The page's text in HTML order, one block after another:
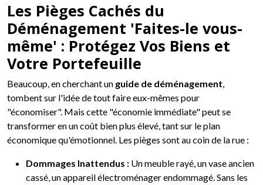
Les Pièges Cachés du
Déménagement 'Faites-le vous-
même' : Protégez Vos Biens et
Votre Portefeuille
Beaucoup, en cherchant un guide de déménagement,
tombent sur l'idée de tout faire eux-mêmes pour
"économiser". Mais cette "économie immédiate" peut se
transformer en un coût bien plus élevé, tant sur le plan
économique qu'émotionnel. Les pièges sont au coin de la rue :
Dommages Inattendus : Un meuble rayé, un vase ancien
cassé, un appareil électroménager endommagé. Sans les